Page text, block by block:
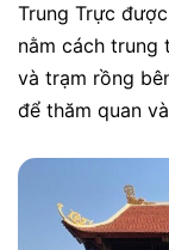
Trung Trực
nằm cách trung
và trạm rồng
để thăm quan